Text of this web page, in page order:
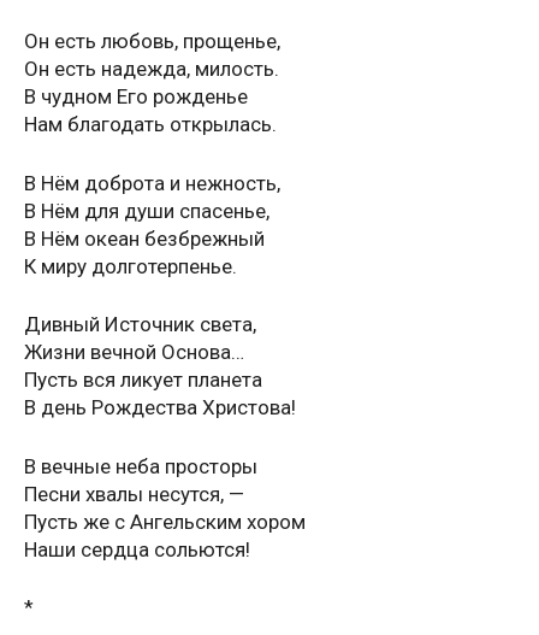
Он есть любовь, прощенье,
Он есть надежда, милость.
В чудном Его рожденье
Нам благодать открылась.
В Нём доброта и нежность,
В Нём для души спасенье,
В Нём океан безбрежный
К миру долготерпенье.
Дивный Источник света,
Жизни вечной Основа…
Пусть вся ликует планета
В день Рождества Христова!
В вечные неба просторы
Песни хвалы несутся, —
Пусть же с Ангельским хором
Наши сердца сольются!
*